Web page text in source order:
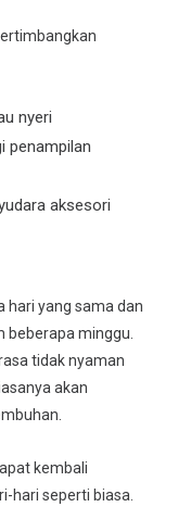
nyeri
penampilan
aksesori
hari yang sama dan
beberapa minggu.
tidak nyaman
akan
kembali
hari seperti biasa.